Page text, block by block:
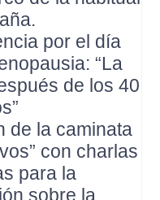
por el día
“La
de los 40
de la caminata
con charlas
para la
sobre la